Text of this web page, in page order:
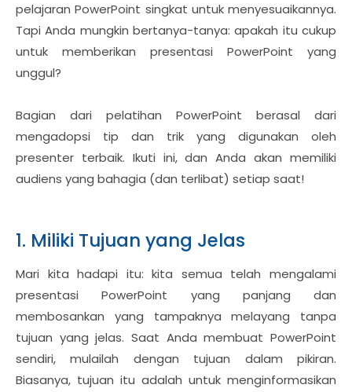
pelajaran PowerPoint singkat untuk menyesuaikannya.
Tapi Anda mungkin bertanya-tanya: apakah itu cukup
untuk memberikan presentasi PowerPoint yang
unggul?
Bagian dari pelatihan PowerPoint berasal dari
mengadopsi tip dan trik yang digunakan oleh
presenter terbaik. Ikuti ini, dan Anda akan memiliki
audiens yang bahagia (dan terlibat) setiap saat!
1. Miliki Tujuan yang Jelas
Mari kita hadapi itu: kita semua telah mengalami
presentasi PowerPoint yang panjang dan
membosankan yang tampaknya melayang tanpa
tujuan yang jelas. Saat Anda membuat PowerPoint
sendiri, mulailah dengan tujuan dalam pikiran.
Biasanya, tujuan itu adalah untuk menginformasikan